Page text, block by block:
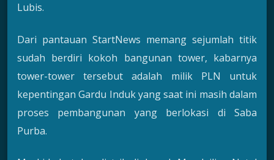
Lubis.
Dari pantauan StartNews memang sejumlah titik
sudah berdiri kokoh bangunan tower, kabarnya
tower-tower tersebut adalah milik PLN untuk
kepentingan Gardu Induk yang saat ini masih dalam
proses pembangunan yang berlokasi di Saba
Purba.